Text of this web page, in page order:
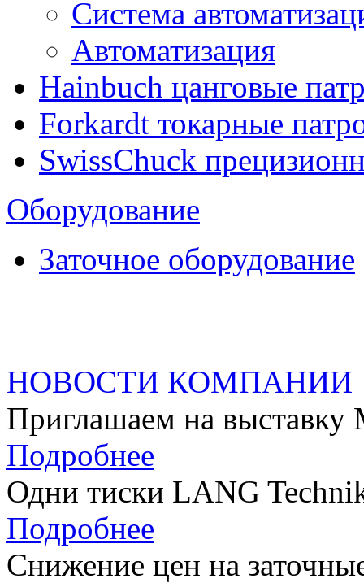
Система
Автоматизация
Hainbuch цанговые
Forkardt токарные
SwissChuck
Оборудование
Заточное оборудование
НОВОСТИ КОМПАНИИ
Приглашаем на
Подробнее
Одни тиски LANG
Подробнее
Снижение цен на